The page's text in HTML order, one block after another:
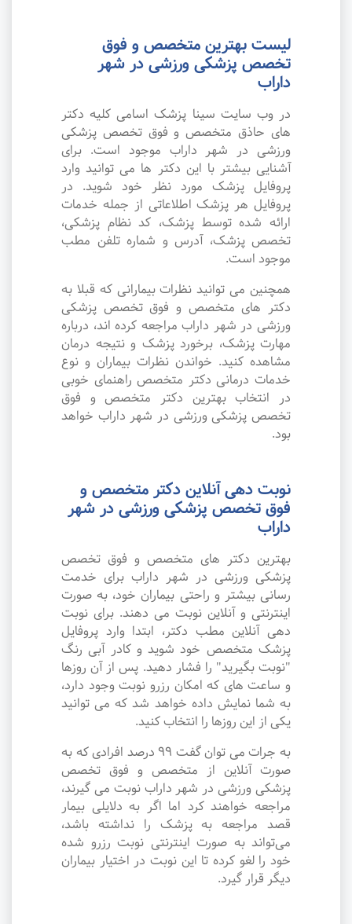
لیست بهترین متخصص و فوق
تخصص پزشکی ورزشی در شهر
داراب
در وب سایت سینا پزشک اسامی کلیه دکتر
های حاذق متخصص و فوق تخصص پزشکی
ورزشی در شهر داراب موجود است. برای
آشنایی بیشتر با این دکتر ها می توانید وارد
پروفایل پزشک مورد نظر خود شوید. در
پروفایل هر پزشک اطلاعاتی از جمله خدمات
ارائه شده توسط پزشک، کد نظام پزشکی،
تخصص پزشک، آدرس و شماره تلفن مطب
موجود است.
همچنین می توانید نظرات بیمارانی که قبلا به
دکتر های متخصص و فوق تخصص پزشکی
ورزشی در شهر داراب مراجعه کرده اند، درباره
مهارت پزشک، برخورد پزشک و نتیجه درمان
مشاهده کنید. خواندن نظرات بیماران و نوع
خدمات درمانی دکتر متخصص راهنمای خوبی
در انتخاب بهترین دکتر متخصص و فوق
تخصص پزشکی ورزشی در شهر داراب خواهد
بود.
نوبت دهی آنلاین دکتر متخصص و
فوق تخصص پزشکی ورزشی در شهر
داراب
بهترین دکتر های متخصص و فوق تخصص
پزشکی ورزشی در شهر داراب برای خدمت
رسانی بیشتر و راحتی بیماران خود، به صورت
اینترنتی و آنلاین نوبت می دهند. برای نوبت
دهی آنلاین مطب دکتر، ابتدا وارد پروفایل
پزشک متخصص خود شوید و کادر آبی رنگ
"نوبت بگیرید" را فشار دهید. پس از آن روزها
و ساعت های که امکان رزرو نوبت وجود دارد،
به شما نمایش داده خواهد شد که می توانید
یکی از این روزها را انتخاب کنید.
به جرات می‌ توان گفت ۹۹ درصد افرادی که به
صورت آنلاین از متخصص و فوق تخصص
پزشکی ورزشی در شهر داراب نوبت می گیرند،
مراجعه خواهند کرد اما اگر به دلایلی بیمار
قصد مراجعه به پزشک را نداشته باشد،
می‌تواند به صورت اینترنتی نوبت رزرو شده
خود را لغو کرده تا این نوبت در اختیار بیماران
دیگر قرار گیرد.